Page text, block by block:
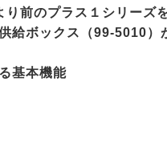
前のプラス１シリーズ
給ボックス（99-5010）
基本機能